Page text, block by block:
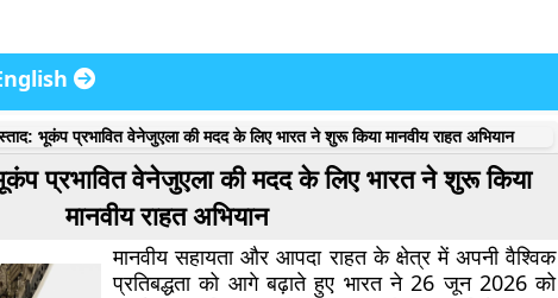
भूकंप प्रभावित वेनेजुएला की मदद के लिए भारत ने शुरू किया मानवीय राहत अभियान
प्रभावित वेनेजुएला की मदद के लिए भारत ने शुरू किया
मानवीय राहत अभियान
मानवीय सहायता और आपदा राहत के क्षेत्र में अपनी वैश्विक
प्रतिबद्धता को आगे बढ़ाते हुए भारत ने 26 जून 2026 को